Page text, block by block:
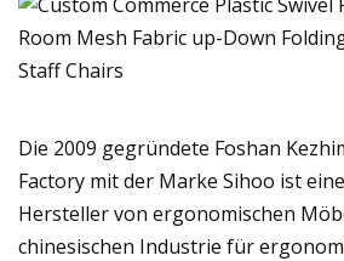
Die 2009 gegründete Foshan
Factory mit der Marke Sihoo ist
Hersteller von ergonomischen
chinesischen Industrie für